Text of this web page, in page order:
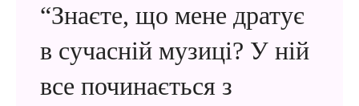
“Знаєте, що мене дратує
в сучасній музиці? У ній
все починається з